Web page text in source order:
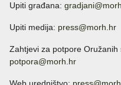
Upiti građana:
Upiti medija: press@morh.hr
Zahtjevi za potpore
potpora@morh.hr